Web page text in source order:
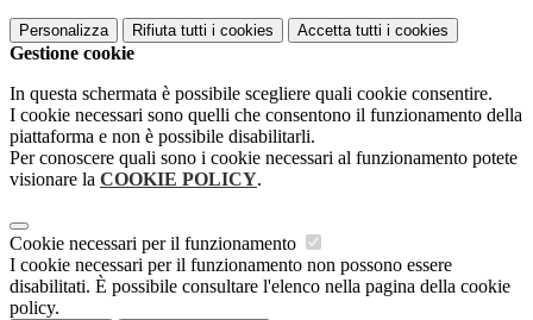
Personalizza Rifiuta tutti i cookies Accetta tutti i cookies
Gestione cookie
In questa schermata è possibile scegliere quali cookie consentire.
I cookie necessari sono quelli che consentono il funzionamento della
piattaforma e non è possibile disabilitarli.
Per conoscere quali sono i cookie necessari al funzionamento potete
visionare la COOKIE POLICY.
Cookie necessari per il funzionamento
I cookie necessari per il funzionamento non possono essere
disabilitati. È possibile consultare l'elenco nella pagina della cookie
policy.